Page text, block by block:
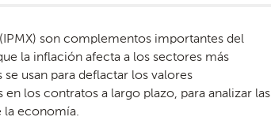
son complementos importantes del
la inflación afecta a los sectores más
usan para deflactar los valores
los contratos a largo plazo, para analizar las
economía.